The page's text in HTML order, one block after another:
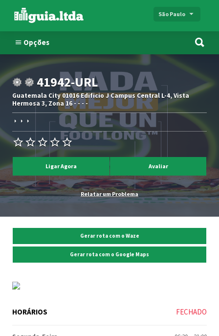
São Paulo
Opções
41942-URL
Guatemala City 01016 Edificio J Campus Central L-4, Vista
Hermosa 3, Zona 16 - - - -
Ligar Agora Avaliar
Relatar um Problema
Gerar rota com o Waze
Gerar rota com o Google Maps
HORÁRIOS FECHADO